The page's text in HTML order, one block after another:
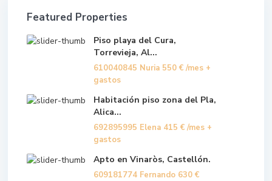
Featured Properties
Piso playa del Cura,
Torrevieja, Al...
610040845 Nuria 550 € /mes +
gastos
Habitación piso zona del Pla,
Alica...
692895995 Elena 415 € /mes +
gastos
Apto en Vinaròs, Castellón.
609181774 Fernando 630 €